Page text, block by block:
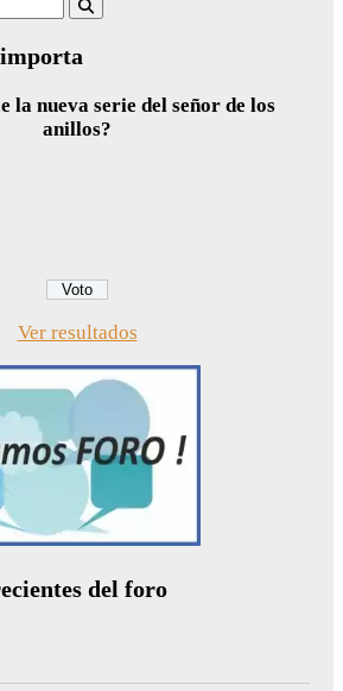
la nueva serie del señor de los
anillos?
Ver resultados
del foro